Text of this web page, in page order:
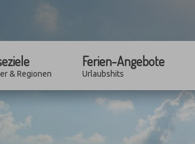
& Regionen
Ferien-Angebote
Urlaubshits